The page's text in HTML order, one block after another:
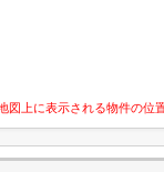
図上に表示される物件の位